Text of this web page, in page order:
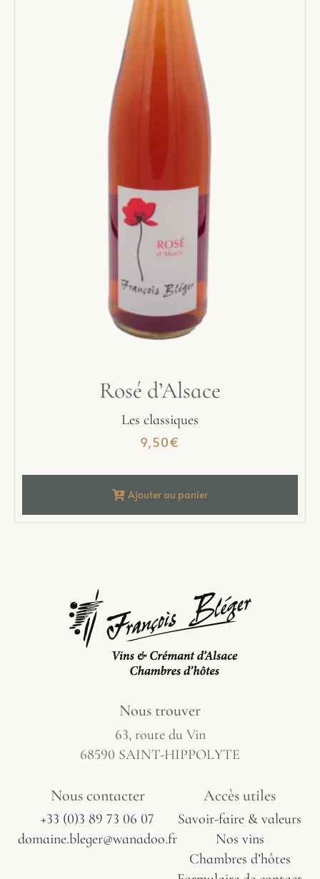
Rosé d’Alsace
Les classiques
9,50€
Ajouter au panier
Nous trouver
63, route du Vin
68590 SAINT-HIPPOLYTE
Nous contacter
+33 (0)3 89 73 06 07
domaine.bleger@wanadoo.fr
Accès utiles
Savoir-faire & valeurs
Nos vins
Chambres d’hôtes